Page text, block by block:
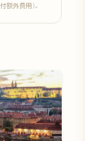
额外费用)。